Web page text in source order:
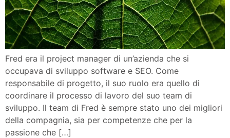
Fred era il project manager di un’azienda che si
occupava di sviluppo software e SEO. Come
responsabile di progetto, il suo ruolo era quello di
coordinare il processo di lavoro del suo team di
sviluppo. Il team di Fred è sempre stato uno dei migliori
della compagnia, sia per competenze che per la
passione che […]